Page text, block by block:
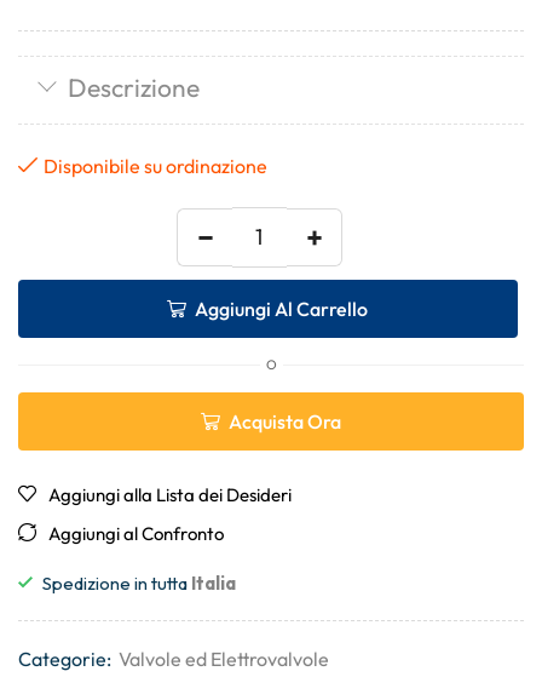
Descrizione
Disponibile su ordinazione
− +
Aggiungi Al Carrello
O
Acquista Ora
Aggiungi alla Lista dei Desideri
Aggiungi al Confronto
Spedizione in tutta Italia
Categorie: Valvole ed Elettrovalvole